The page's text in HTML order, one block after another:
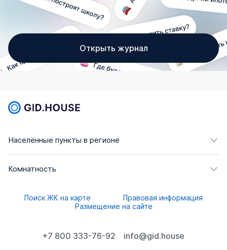
Открыть журнал
Населённые пункты в регионе
Комнатность
Поиск ЖК на карте
Правовая информация
Размещение на сайте
+7 800 333-76-92 info@gid.house